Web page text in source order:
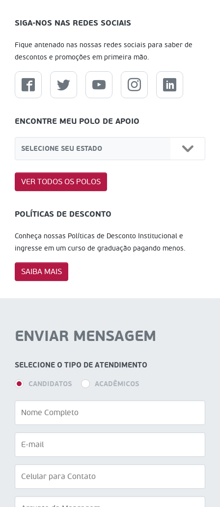
SIGA-NOS NAS REDES SOCIAIS
Fique antenado nas nossas redes sociais para saber de
descontos e promoções em primeira mão.
ENCONTRE MEU POLO DE APOIO
VER TODOS OS POLOS
POLÍTICAS DE DESCONTO
Conheça nossas Políticas de Desconto Institucional e
ingresse em um curso de graduação pagando menos.
SAIBA MAIS
ENVIAR MENSAGEM
SELECIONE O TIPO DE ATENDIMENTO
CANDIDATOS ACADÊMICOS